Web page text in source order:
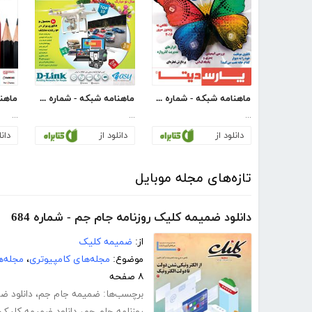
ماهنامه شبکه - شماره 174
...
دانلود از
ماهنامه شبکه - شماره 203
...
دانلود از
...
تازه‌های مجله موبایل
دانلود ضمیمه کلیک روزنامه جام جم - شماره 684
از: ضمیمه کلیک
موضوع: مجله‌های کامپیوتری،
۸ صفحه
برچسب‌ها: ضمیمه جام جم، دانلود